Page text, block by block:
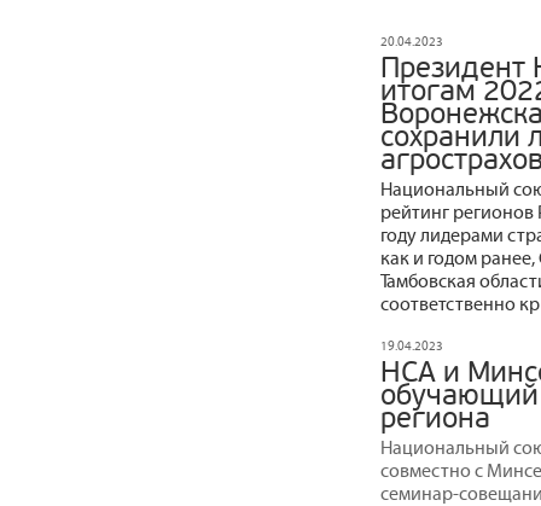
20.04.2023
Президент
итогам
сохранили
Национальный
рейтинг регионов
году лидерами
как и годом
Тамбовская
соответственно
19.04.2023
НСА и
обучающий
региона
Национальный
совместно с
семинар-